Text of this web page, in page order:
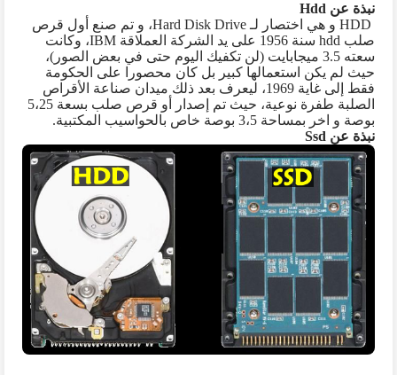
نبذة عن Hdd
HDD و هي اختصار لـHard Disk Drive، و تم صنع أول قرص
صلب hdd سنة 1956 على يد الشركة العملاقة IBM، وكانت
سعته 3.5 ميجابايت (لن تكفيك اليوم حتى في بعض الصور)،
حيث لم يكن استعمالها كبير بل كان محصورا على الحكومة
فقط إلى غاية 1969، ليعرف بعد ذلك ميدان صناعة الأقراص
الصلبة طفرة نوعية، حيث تم إصدار أو قرص صلب بسعة 5،25
بوصة و اخر بمساحة 3،5 بوصة خاص بالحواسيب المكتبية.
نبذة عن Ssd